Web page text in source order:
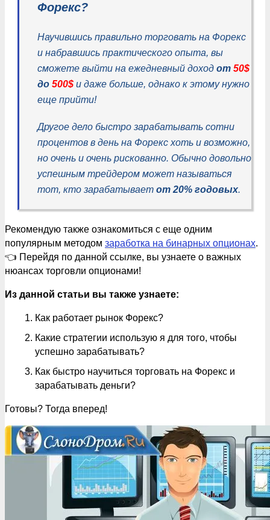
Форекс?
Научившись правильно торговать на Форекс
и набравшись практического опыта, вы
сможете выйти на ежедневный доход от 50$
до 500$ и даже больше, однако к этому нужно
еще прийти!
Другое дело быстро зарабатывать сотни
процентов в день на Форекс хоть и возможно,
но очень и очень рискованно. Обычно довольно
успешным трейдером может называться
тот, кто зарабатывает от 20% годовых.
Рекомендую также ознакомиться с еще одним
популярным методом заработка на бинарных опционах.
👈 Перейдя по данной ссылке, вы узнаете о важных
нюансах торговли опционами!
Из данной статьи вы также узнаете:
Как работает рынок Форекс?
Какие стратегии использую я для того, чтобы
успешно зарабатывать?
Как быстро научиться торговать на Форекс и
зарабатывать деньги?
Готовы? Тогда вперед!